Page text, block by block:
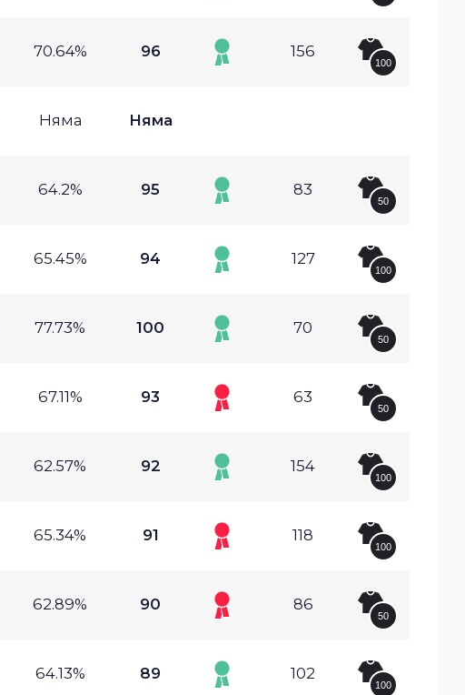
70.64% 96 156
100
Няма Няма
64.2% 95 83
50
65.45% 94 127
100
77.73% 100 70
50
67.11% 93 63
50
62.57% 92 154
100
65.34% 91 118
100
62.89% 90 86
50
64.13% 89 102
100